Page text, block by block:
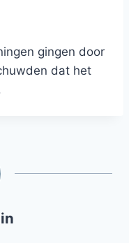
gingen door
dat het